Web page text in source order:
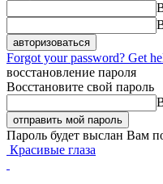
Forgot your password? Get
восстановление пароля
Восстановите свой пароль
Пароль будет выслан Вам
Красивые глаза